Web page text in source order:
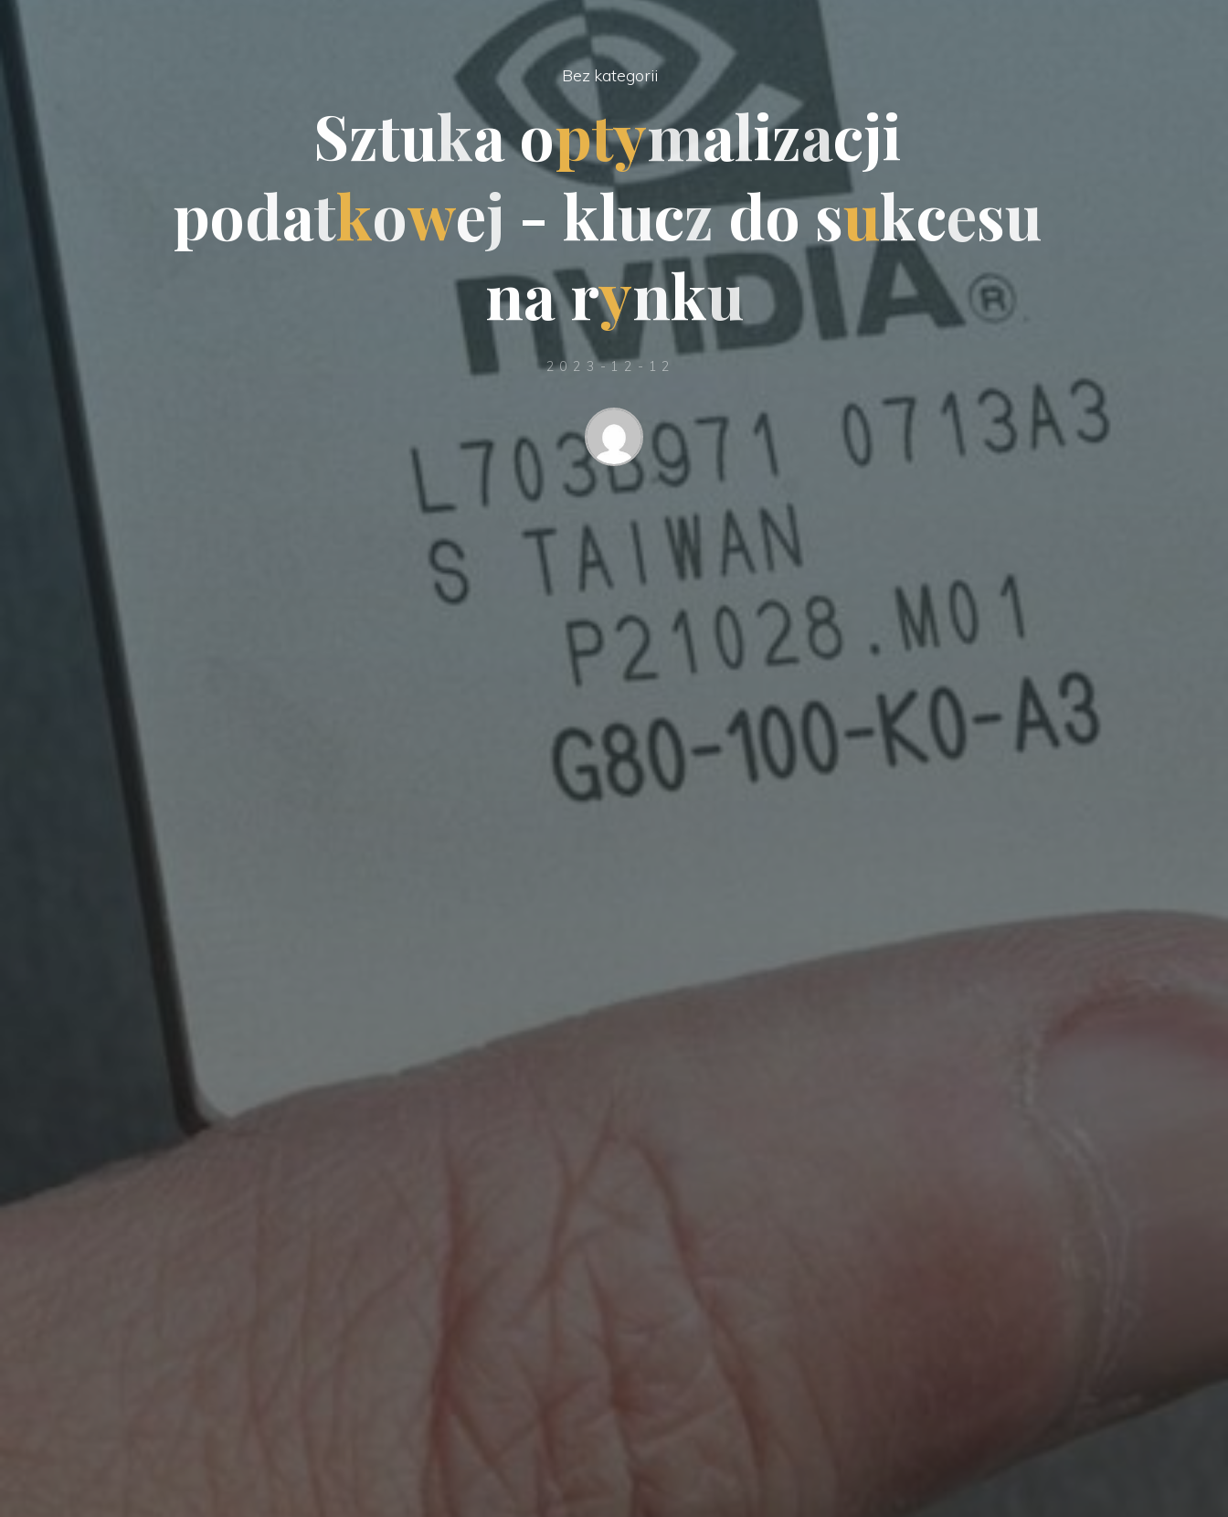
Bez kategorii
Sztukaoptymalizacji
podatkowej - kluczdosukcesu
narynku
2023-12-12